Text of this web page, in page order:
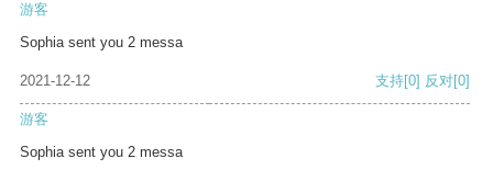
游客
Sophia sent you 2 messa
2021-12-12 支持[0] 反对[0]
游客
Sophia sent you 2 messa